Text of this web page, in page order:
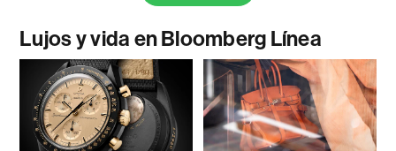
Lujos y vida en Bloomberg Línea